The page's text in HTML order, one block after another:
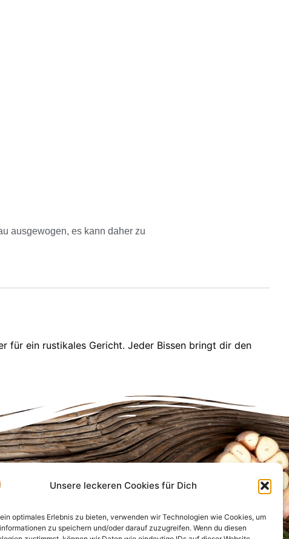
Unsere leckeren Cookies für Dich
optimales Erlebnis zu bieten, verwenden wir Technologien wie Cookies, um
zu speichern und/oder darauf zuzugreifen. Wenn du diesen
ausgewogen, es kann daher zu
für ein rustikales Gericht. Jeder Bissen bringt dir den
Infos für Dich
FAQ